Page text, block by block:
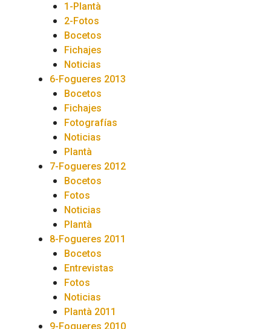
1-Plantà
2-Fotos
Bocetos
Fichajes
Noticias
6-Fogueres 2013
Bocetos
Fichajes
Fotografías
Noticias
Plantà
7-Fogueres 2012
Bocetos
Fotos
Noticias
Plantà
8-Fogueres 2011
Bocetos
Entrevistas
Fotos
Noticias
Plantà 2011
9-Fogueres 2010